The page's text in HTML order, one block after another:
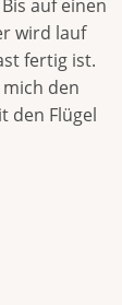
auf einen
wird lauf
fertig ist.
den
den Flügel